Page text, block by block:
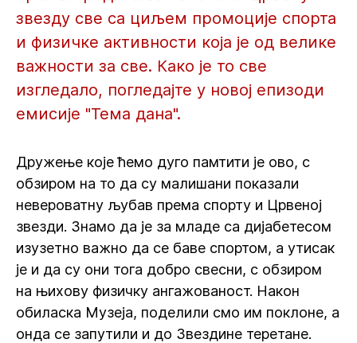
звезду све са циљем промоције спорта
и физичке активности која је од велике
важности за све. Како је то све
изгледало, погледајте у новој епизоди
емисије "Тема дана".
Дружење које ћемо дуго памтити је ово, с
обзиром на то да су малишани показали
невероватну љубав према спорту и Црвеној
звезди. Знамо да је за младе са дијабетесом
изузетно важно да се баве спортом, а утисак
је и да су они тога добро свесни, с обзиром
на њихову физичку ангажованост. Након
обиласка Музеја, поделили смо им поклоне, а
онда се запутили и до Звездине теретане.